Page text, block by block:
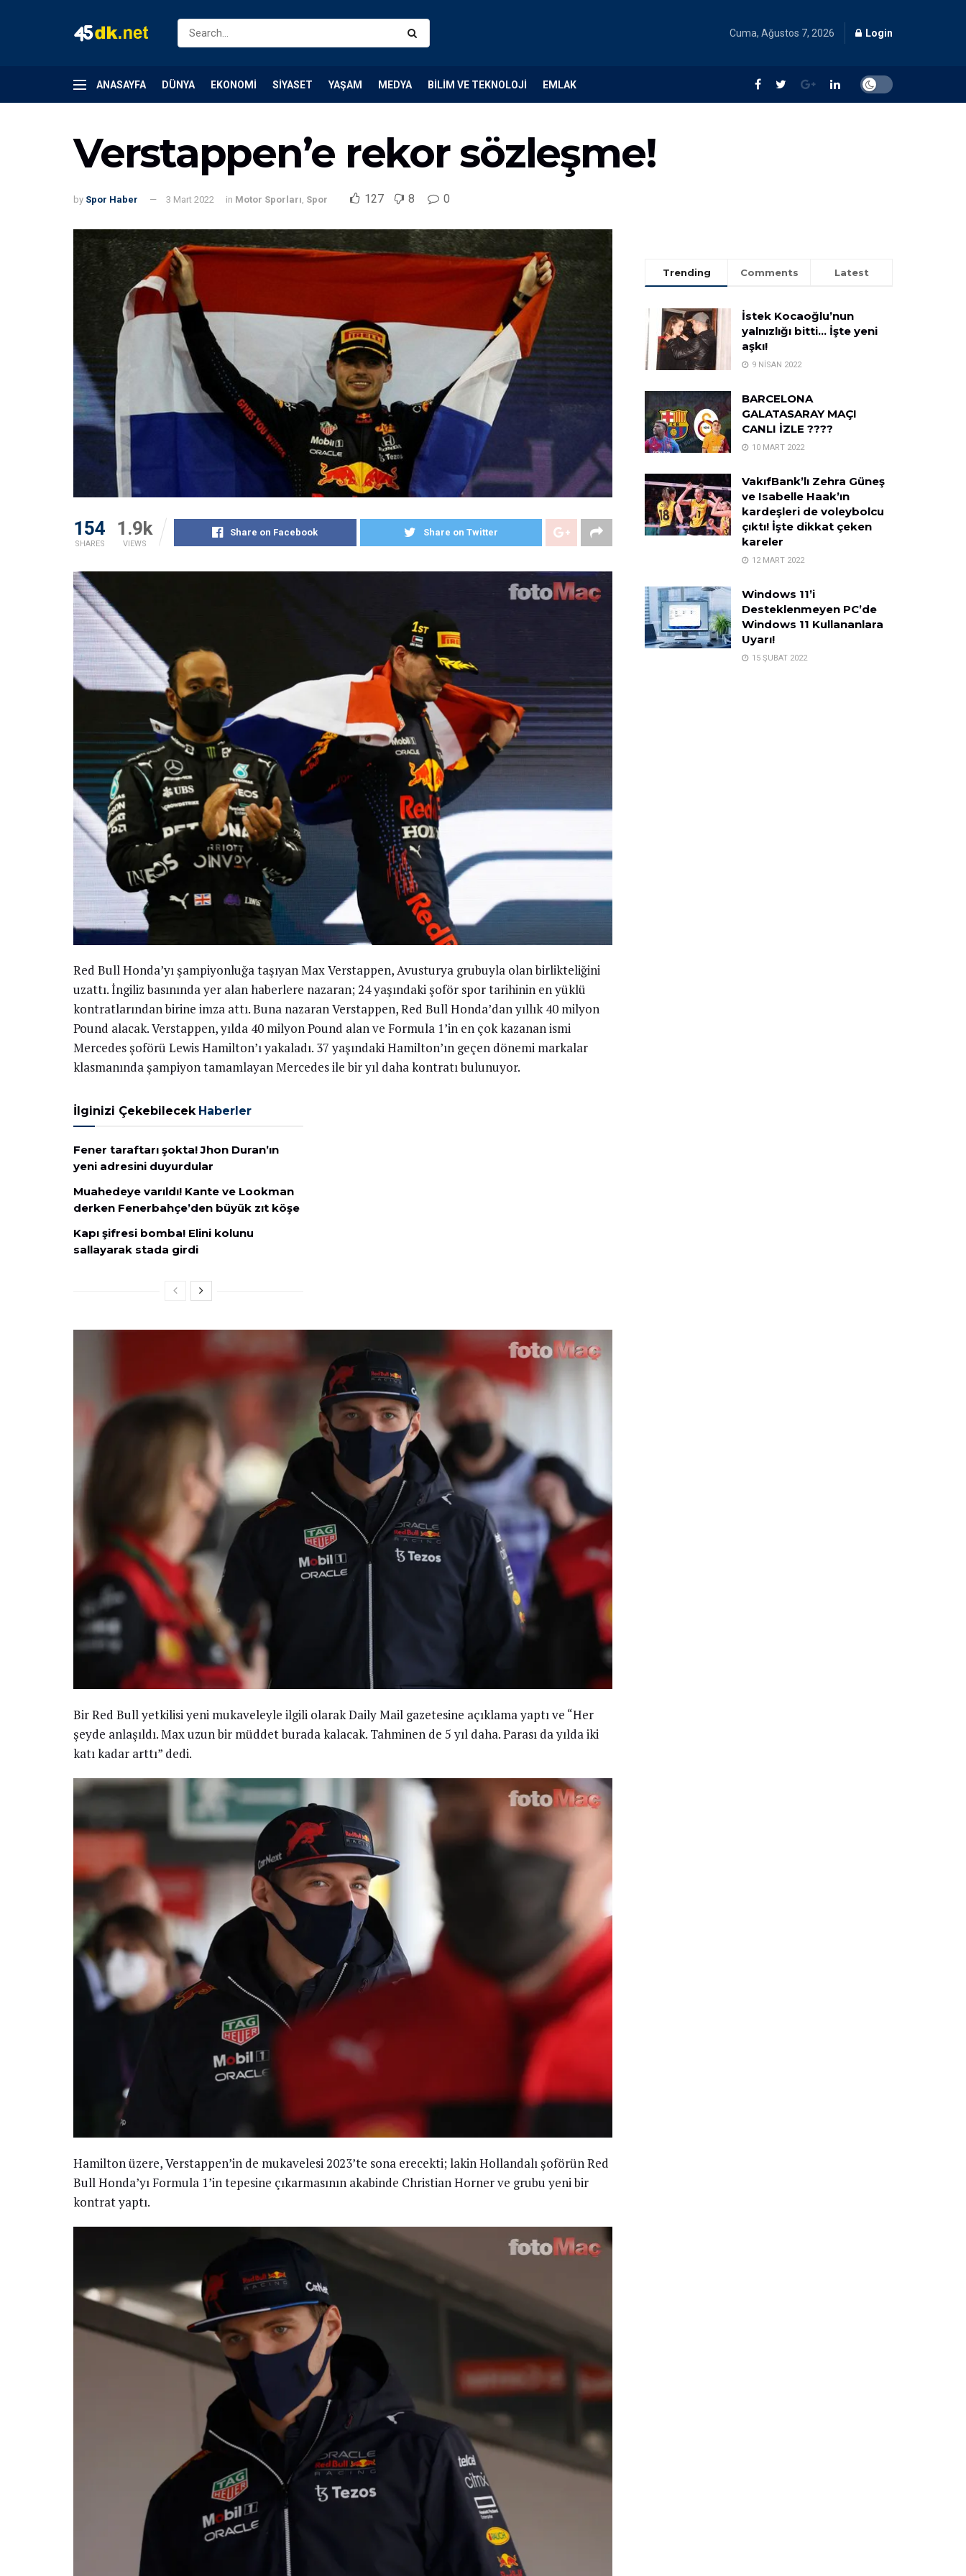
Cuma, Ağustos 7, 2026 Login
ANASAYFA DÜNYA EKONOMI SIYASET YAŞAM MEDYA BILIM VE TEKNOLOJI EMLAK
Verstappen’e rekor sözleşme!
by Spor Haber 3 Mart 2022 in Motor Sporları, Spor 127 8 0
154
SHARES
1.9k
VIEWS
Share on Facebook Share on Twitter
Red Bull Honda’yı şampiyonluğa taşıyan Max Verstappen, Avusturya grubuyla olan birlikteliğini
uzattı. İngiliz basınında yer alan haberlere nazaran; 24 yaşındaki şoför spor tarihinin en yüklü
kontratlarından birine imza attı. Buna nazaran Verstappen, Red Bull Honda’dan yıllık 40 milyon
Pound alacak. Verstappen, yılda 40 milyon Pound alan ve Formula 1’in en çok kazanan ismi
Mercedes şoförü Lewis Hamilton’ı yakaladı. 37 yaşındaki Hamilton’ın geçen dönemi markalar
klasmanında şampiyon tamamlayan Mercedes ile bir yıl daha kontratı bulunuyor.
İlginizi Çekebilecek Haberler
Fener taraftarı şokta! Jhon Duran’ın
yeni adresini duyurdular
Muahedeye varıldı! Kante ve Lookman
derken Fenerbahçe’den büyük zıt köşe
Kapı şifresi bomba! Elini kolunu
sallayarak stada girdi
Bir Red Bull yetkilisi yeni mukaveleyle ilgili olarak Daily Mail gazetesine açıklama yaptı ve “Her
şeyde anlaşıldı. Max uzun bir müddet burada kalacak. Tahminen de 5 yıl daha. Parası da yılda iki
katı kadar arttı” dedi.
Hamilton üzere, Verstappen’in de mukavelesi 2023’te sona erecekti; lakin Hollandalı şoförün Red
Bull Honda’yı Formula 1’in tepesine çıkarmasının akabinde Christian Horner ve grubu yeni bir
kontrat yaptı.
Trending Comments Latest
İstek Kocaoğlu’nun
yalnızlığı bitti… İşte yeni
aşkı!
9 NISAN 2022
BARCELONA
GALATASARAY MAÇI
CANLI İZLE ????
10 MART 2022
VakıfBank’lı Zehra Güneş
ve Isabelle Haak’ın
kardeşleri de voleybolcu
çıktı! İşte dikkat çeken
kareler
12 MART 2022
Windows 11’i
Desteklenmeyen PC’de
Windows 11 Kullananlara
Uyarı!
15 ŞUBAT 2022